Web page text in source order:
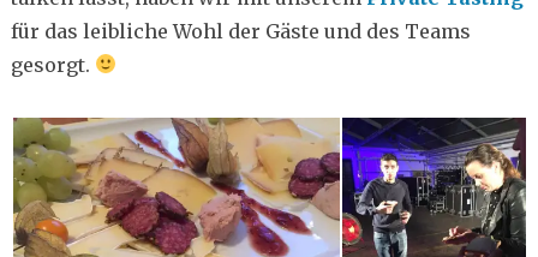
für das leibliche Wohl der Gäste und des Teams
gesorgt.